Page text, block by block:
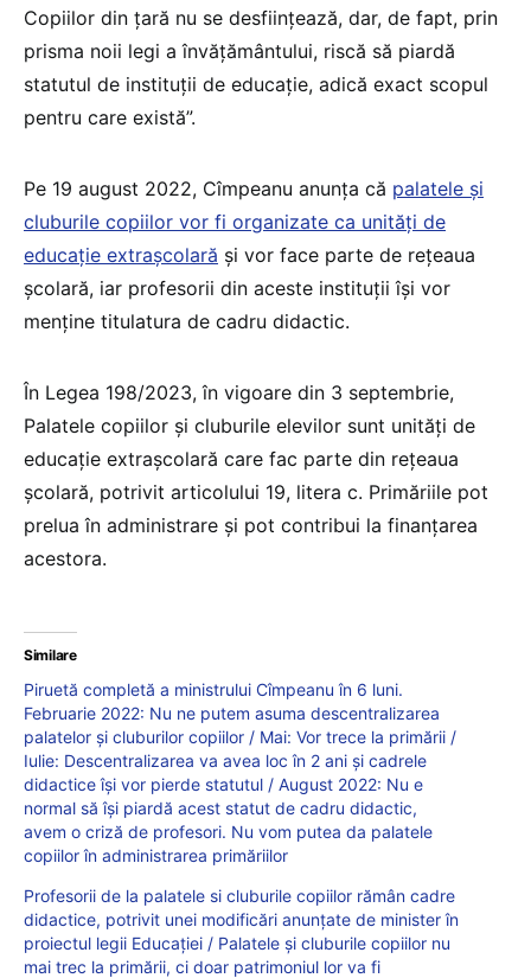
Copiilor din țară nu se desființează, dar, de fapt, prin
prisma noii legi a învățământului, riscă să piardă
statutul de instituții de educație, adică exact scopul
pentru care există”.
Pe 19 august 2022, Cîmpeanu anunța că palatele și
cluburile copiilor vor fi organizate ca unități de
educație extrașcolară și vor face parte de rețeaua
școlară, iar profesorii din aceste instituții își vor
menține titulatura de cadru didactic.
În Legea 198/2023, în vigoare din 3 septembrie,
Palatele copiilor și cluburile elevilor sunt unități de
educație extrașcolară care fac parte din rețeaua
școlară, potrivit articolului 19, litera c. Primăriile pot
prelua în administrare și pot contribui la finanțarea
acestora.
Similare
Piruetă completă a ministrului Cîmpeanu în 6 luni.
Februarie 2022: Nu ne putem asuma descentralizarea
palatelor și cluburilor copiilor / Mai: Vor trece la primării /
Iulie: Descentralizarea va avea loc în 2 ani și cadrele
didactice își vor pierde statutul / August 2022: Nu e
normal să își piardă acest statut de cadru didactic,
avem o criză de profesori. Nu vom putea da palatele
copiilor în administrarea primăriilor
Profesorii de la palatele si cluburile copiilor rămân cadre
didactice, potrivit unei modificări anunțate de minister în
proiectul legii Educației / Palatele și cluburile copiilor nu
mai trec la primării, ci doar patrimoniul lor va fi